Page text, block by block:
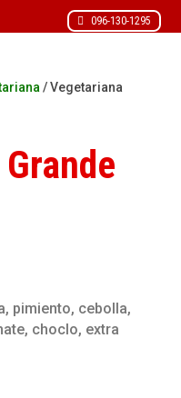
096-130-1295
/ Vegetariana
pimiento, cebolla,
choclo, extra